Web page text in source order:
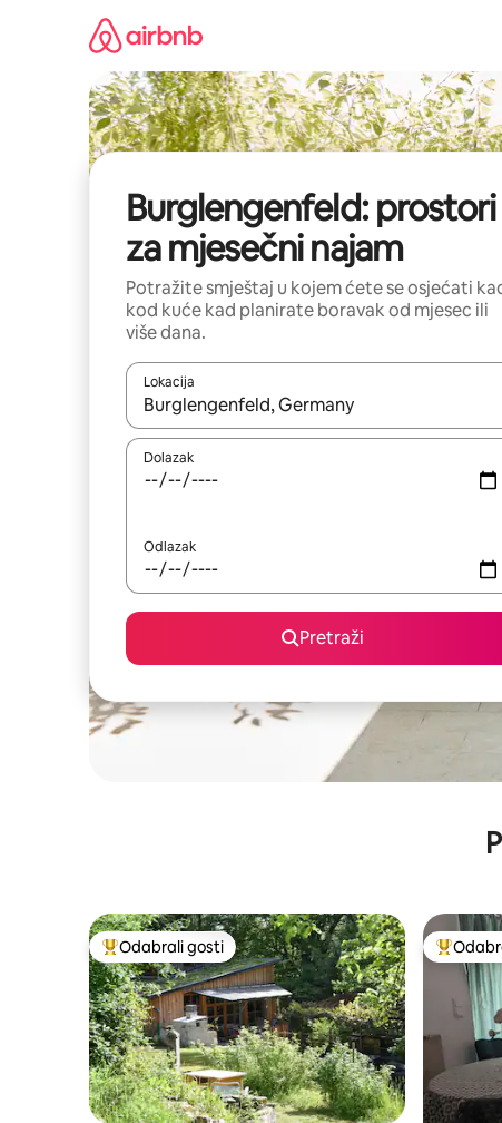
Burglengenfeld: prostori
za mjesečni najam
Potražite smještaj u kojem ćete se osjećati
kod kuće kad planirate boravak od mjesec ili
više dana.
Lokacija
Kada budu dostupni rezultati, moći ćete ih
Dolazak
Odlazak
Pretraži
Među najviše rangiranima s oznakom „Odabrali gosti”
Odabrali gosti Među